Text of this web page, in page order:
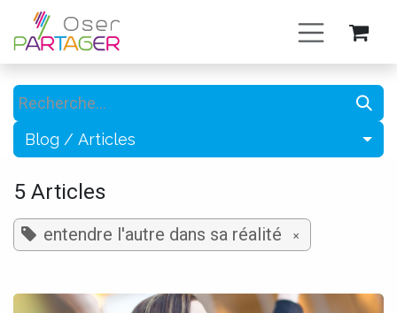
Se rendre au contenu
Blog / Articles
5 Articles
entendre l'autre dans sa réalité ×